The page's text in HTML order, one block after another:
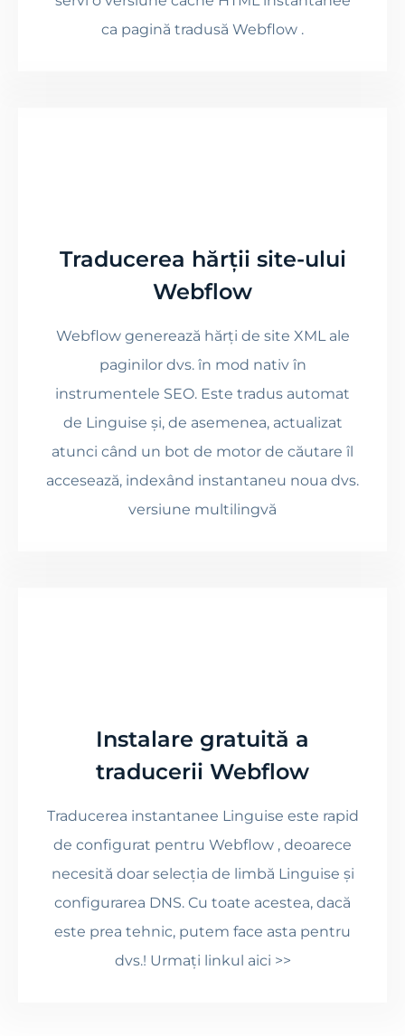
ca pagină tradusă Webflow .
Traducerea hărții site-ului
Webflow
Webflow generează hărți de site XML ale
paginilor dvs. în mod nativ în
instrumentele SEO. Este tradus automat
de Linguise și, de asemenea, actualizat
atunci când un bot de motor de căutare îl
accesează, indexând instantaneu noua dvs.
versiune multilingvă
Instalare gratuită a
traducerii Webflow
Traducerea instantanee Linguise este rapid
de configurat pentru Webflow , deoarece
necesită doar selecția de limbă Linguise și
configurarea DNS. Cu toate acestea, dacă
este prea tehnic, putem face asta pentru
dvs.! Urmați linkul aici >>